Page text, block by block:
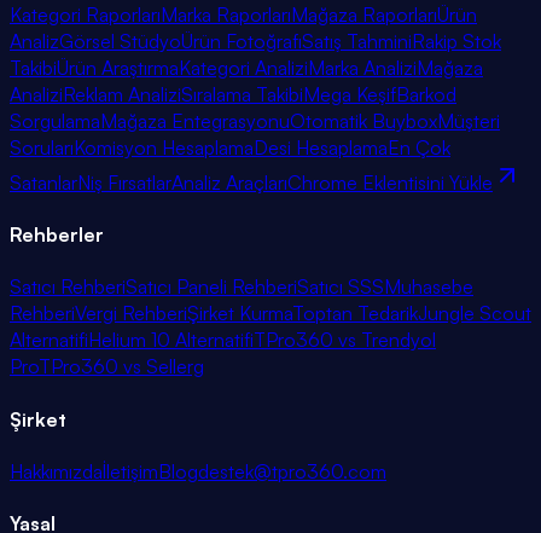
Kategori RaporlarıMarka RaporlarıMağaza RaporlarıÜrün
AnalizGörsel StüdyoÜrün FotoğrafıSatış TahminiRakip Stok
TakibiÜrün AraştırmaKategori AnaliziMarka AnaliziMağaza
AnaliziReklam AnaliziSıralama TakibiMega KeşifBarkod
SorgulamaMağaza EntegrasyonuOtomatik BuyboxMüşteri
SorularıKomisyon HesaplamaDesi HesaplamaEn Çok
SatanlarNiş FırsatlarAnaliz AraçlarıChrome Eklentisini Yükle
Rehberler
Satıcı RehberiSatıcı Paneli RehberiSatıcı SSSMuhasebe
RehberiVergi RehberiŞirket KurmaToptan TedarikJungle Scout
AlternatifiHelium 10 AlternatifiTPro360 vs Trendyol
ProTPro360 vs Sellerg
Şirket
HakkımızdaİletişimBlogdestek@tpro360.com
Yasal